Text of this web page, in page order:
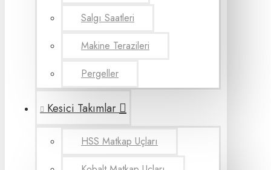
Salgı Saatleri
Makine Terazileri
Pergeller
Kesici Takımlar
HSS Matkap Uçları